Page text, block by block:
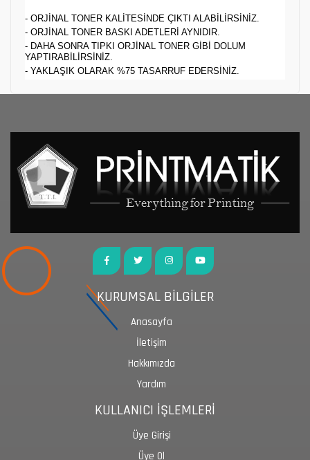
- ORJİNAL TONER KALİTESİNDE ÇIKTI ALABİLİRSİNİZ.
- ORJİNAL TONER BASKI ADETLERİ AYNIDIR.
- DAHA SONRA TIPKI ORJİNAL TONER GİBİ DOLUM
YAPTIRABİLİRSİNİZ.
- YAKLAŞIK OLARAK %75 TASARRUF EDERSİNİZ.
KURUMSAL BİLGİLER
Anasayfa
İletişim
Hakkımızda
Yardım
KULLANICI İŞLEMLERİ
Üye Girişi
Üye Ol